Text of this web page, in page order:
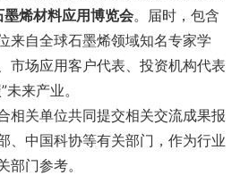
烯材料应用博览会。届时，包含
来自全球石墨烯领域知名专家学
市场应用客户代表、投资机构代表
来产业。
相关单位共同提交相关交流成果报
、中国科协等有关部门，作为行业
部门参考。